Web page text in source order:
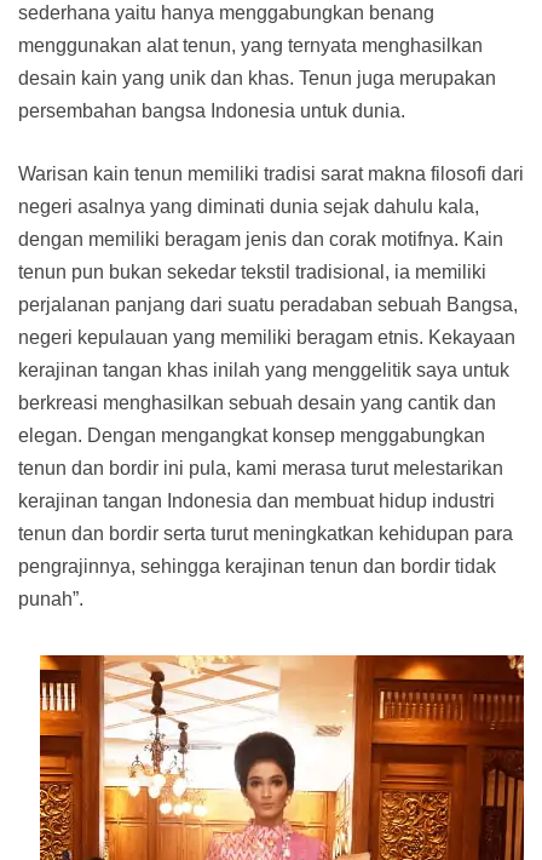
sederhana yaitu hanya menggabungkan benang
menggunakan alat tenun, yang ternyata menghasilkan
desain kain yang unik dan khas. Tenun juga merupakan
persembahan bangsa Indonesia untuk dunia.
Warisan kain tenun memiliki tradisi sarat makna filosofi dari
negeri asalnya yang diminati dunia sejak dahulu kala,
dengan memiliki beragam jenis dan corak motifnya. Kain
tenun pun bukan sekedar tekstil tradisional, ia memiliki
perjalanan panjang dari suatu peradaban sebuah Bangsa,
negeri kepulauan yang memiliki beragam etnis. Kekayaan
kerajinan tangan khas inilah yang menggelitik saya untuk
berkreasi menghasilkan sebuah desain yang cantik dan
elegan. Dengan mengangkat konsep menggabungkan
tenun dan bordir ini pula, kami merasa turut melestarikan
kerajinan tangan Indonesia dan membuat hidup industri
tenun dan bordir serta turut meningkatkan kehidupan para
pengrajinnya, sehingga kerajinan tenun dan bordir tidak
punah”.